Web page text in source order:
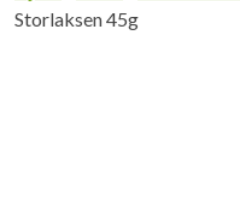
Storlaksen 45g